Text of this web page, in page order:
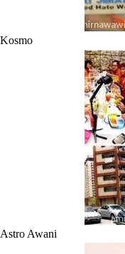
Kosmo
Astro Awani